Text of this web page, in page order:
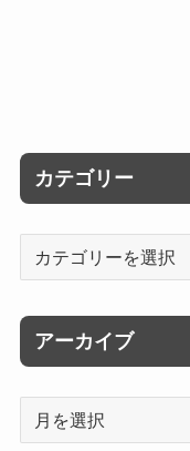
カテゴリー
リ
ー
アーカイブ